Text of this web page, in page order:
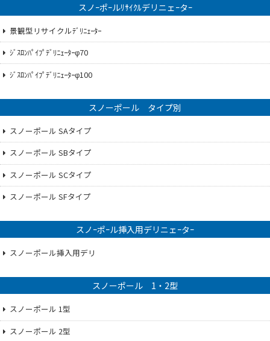
スノｰポｰルﾘｻｲｸﾙデリニェｰタｰ
景観型リサイクルﾃﾞﾘﾆｪｰﾀｰ
ｼﾞｽﾛﾝﾊﾟｲﾌﾟﾃﾞﾘﾆｪｰﾀｰφ70
ｼﾞｽﾛﾝﾊﾟｲﾌﾟﾃﾞﾘﾆｪｰﾀｰφ100
スノーポール タイプ別
スノーポール SAタイプ
スノーポール SBタイプ
スノーポール SCタイプ
スノーポール SFタイプ
スノｰポｰル挿入用デリニェｰタｰ
スノーポール挿入用デリ
スノーポール 1・2型
スノーポール 1型
スノーポール 2型